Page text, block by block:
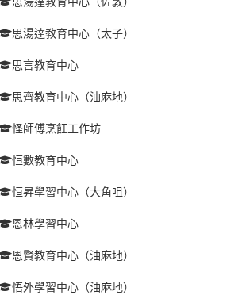
思湯達教育中心（太子）
思言教育中心
思齊教育中心（油麻地）
怪師傅烹飪工作坊
恒數教育中心
恒昇學習中心（大角咀）
恩林學習中心
恩賢教育中心（油麻地）
悟外學習中心（油麻地）